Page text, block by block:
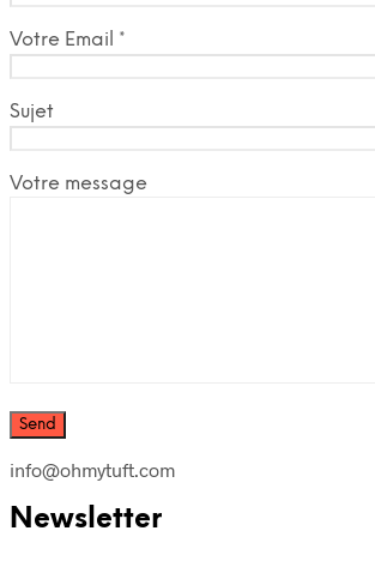
Votre Email *
Sujet
Votre message
info@ohmytuft.com
Newsletter